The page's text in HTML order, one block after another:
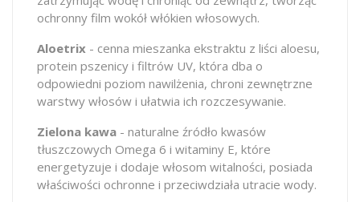
ochronny film wokół włókien włosowych.
Aloetrix - cenna mieszanka ekstraktu z liści aloesu,
protein pszenicy i filtrów UV, która dba o
odpowiedni poziom nawilżenia, chroni zewnętrzne
warstwy włosów i ułatwia ich rozczesywanie.
Zielona kawa - naturalne źródło kwasów
tłuszczowych Omega 6 i witaminy E, które
energetyzuje i dodaje włosom witalności, posiada
właściwości ochronne i przeciwdziała utracie wody.